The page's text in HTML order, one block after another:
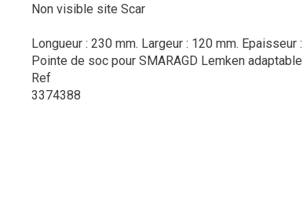
Non visible site Scar
Longueur : 230 mm. Largeur : 120 mm.
Pointe de soc pour SMARAGD Lemken adaptable
Ref
3374388